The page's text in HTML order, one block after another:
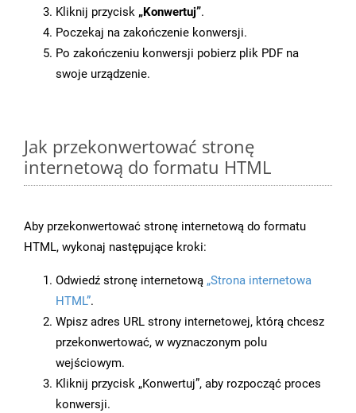
Kliknij przycisk „Konwertuj”.
Poczekaj na zakończenie konwersji.
Po zakończeniu konwersji pobierz plik PDF na
swoje urządzenie.
Jak przekonwertować stronę
internetową do formatu HTML
Aby przekonwertować stronę internetową do formatu
HTML, wykonaj następujące kroki:
Odwiedź stronę internetową „Strona internetowa
HTML”.
Wpisz adres URL strony internetowej, którą chcesz
przekonwertować, w wyznaczonym polu
wejściowym.
Kliknij przycisk „Konwertuj”, aby rozpocząć proces
konwersji.